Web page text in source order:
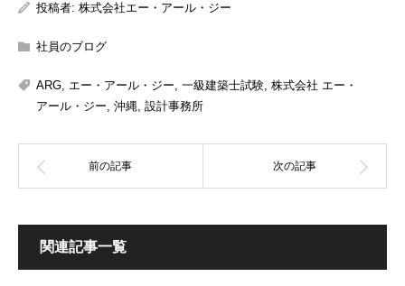
投稿者: 株式会社エー・アール・ジー
社員のブログ
ARG, エー・アール・ジー, 一級建築士試験, 株式会社 エー・
アール・ジー, 沖縄, 設計事務所
関連記事一覧